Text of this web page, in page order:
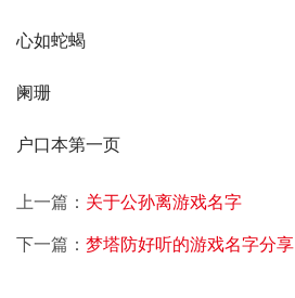
心如蛇蝎
阑珊
户口本第一页
上一篇： 关于公孙离游戏名字
下一篇： 梦塔防好听的游戏名字分享